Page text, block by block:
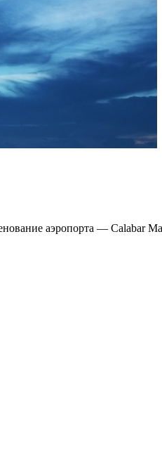
аэропорта — Calabar